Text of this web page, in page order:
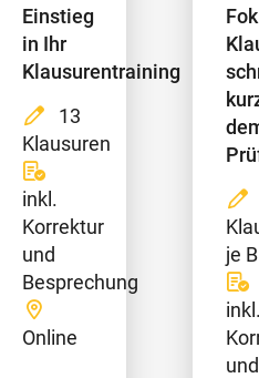
Einstieg
in Ihr
Klausurentraining
13
Klausuren
inkl.
Korrektur
und
Besprechung
Online
je
und